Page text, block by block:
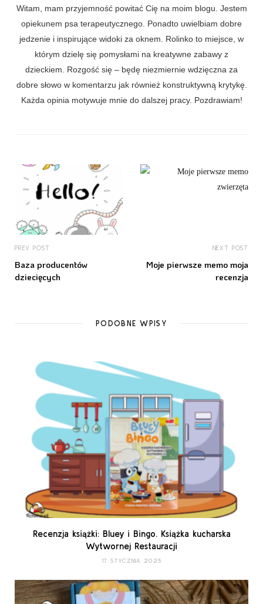
Witam, mam przyjemność powitać Cię na moim blogu. Jestem
opiekunem psa terapeutycznego. Ponadto uwielbiam dobre
jedzenie i inspirujące widoki za oknem. Rolinko to miejsce, w
którym dzielę się pomysłami na kreatywne zabawy z
dzieckiem. Rozgość się – będę niezmiernie wdzięczna za
dobre słowo w komentarzu jak również konstruktywną krytykę.
Każda opinia motywuje mnie do dalszej pracy. Pozdrawiam!
PREV POST
Baza producentów
dziecięcych
NEXT POST
Moje pierwsze memo moja
recenzja
PODOBNE WPISY
Recenzja książki: Bluey i Bingo. Książka kucharska
Wytwornej Restauracji
17 STYCZNIA 2025